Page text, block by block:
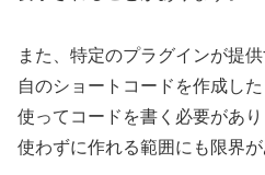
また、特定のプラグインが提
自のショートコードを作成し
使ってコードを書く必要があ
使わずに作れる範囲にも限界が